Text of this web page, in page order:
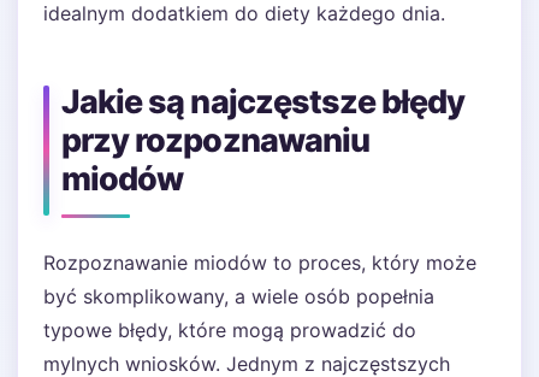
idealnym dodatkiem do diety każdego dnia.
Jakie są najczęstsze błędy
przy rozpoznawaniu
miodów
Rozpoznawanie miodów to proces, który może
być skomplikowany, a wiele osób popełnia
typowe błędy, które mogą prowadzić do
mylnych wniosków. Jednym z najczęstszych